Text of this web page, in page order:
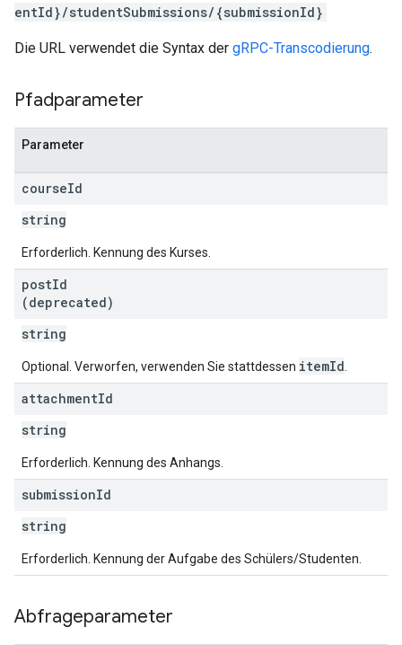
entId}/studentSubmissions/{submissionId}
Die URL verwendet die Syntax der gRPC-Transcodierung.
Pfadparameter
Parameter
courseId
string
Erforderlich. Kennung des Kurses.
postId
(deprecated)
string
Optional. Verworfen, verwenden Sie stattdessen itemId
attachmentId
string
Erforderlich. Kennung des Anhangs.
submissionId
string
Erforderlich. Kennung der Aufgabe des Schülers/Studenten.
Abfrageparameter